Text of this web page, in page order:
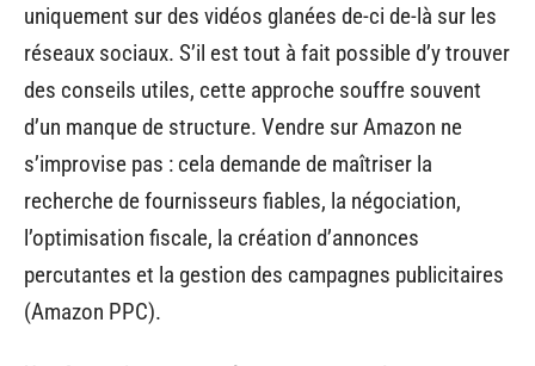
uniquement sur des vidéos glanées de-ci de-là sur les
réseaux sociaux. S’il est tout à fait possible d’y trouver
des conseils utiles, cette approche souffre souvent
d’un manque de structure. Vendre sur Amazon ne
s’improvise pas : cela demande de maîtriser la
recherche de fournisseurs fiables, la négociation,
l’optimisation fiscale, la création d’annonces
percutantes et la gestion des campagnes publicitaires
(Amazon PPC).